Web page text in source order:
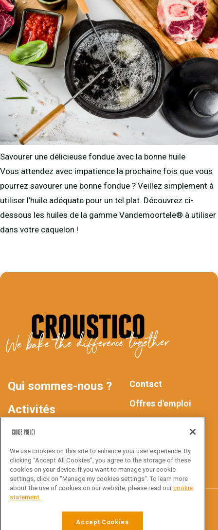
Savourer une délicieuse fondue avec la bonne huile
Vous attendez avec impatience la prochaine fois que vous
pourrez savourer une bonne fondue ? Veillez simplement à
utiliser l’huile adéquate pour un tel plat. Découvrez ci-
dessous les huiles de la gamme Vandemoortele® à utiliser
dans votre caquelon !
We bake the difference together
MAIN
NAV
Qui sommes-nous ?
Activités
Produits
Inspiration
FOOTER
Contact
Offres d'emploi
Suivez-nous !
Cookie Policy
We use cookies on this site to enhance your user experience. By
clicking “Accept All Cookies”, you agree to the storage of these
cookies on your device. If you want to manage your cookie
settings, click on "Manage my cookies settings". To learn more
about the use of cookies on our website, please read ourcookie
statement.
Accept Cookies